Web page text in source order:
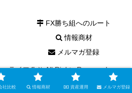
FX勝ち組へのルート
情報商材
メルマガ登録
ライフＦＸ All Rights Reserved.
社比較 情報商材 資産運用 メルマガ登録